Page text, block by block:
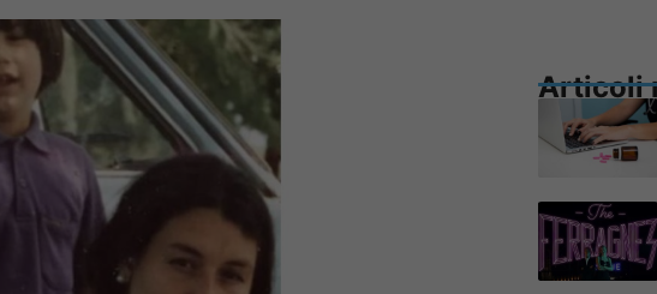
Articoli